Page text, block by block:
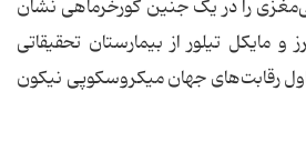
را در یک جنین گورخرماهی نشان
مایکل تیلور از بیمارستان تحقیقاتی
رقابت‌های جهان میکروسکوپی نیکون